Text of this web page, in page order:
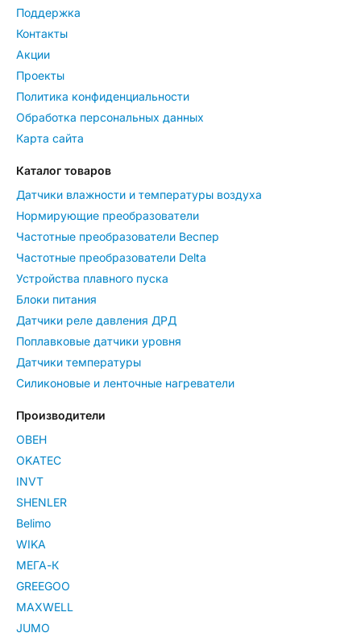
Поддержка
Контакты
Акции
Проекты
Политика конфиденциальности
Обработка персональных данных
Карта сайта
Каталог товаров
Датчики влажности и температуры воздуха
Нормирующие преобразователи
Частотные преобразователи Веспер
Частотные преобразователи Delta
Устройства плавного пуска
Блоки питания
Датчики реле давления ДРД
Поплавковые датчики уровня
Датчики температуры
Силиконовые и ленточные нагреватели
Производители
ОВЕН
OKATEC
INVT
SHENLER
Belimo
WIKA
МЕГА-К
GREEGOO
MAXWELL
JUMO